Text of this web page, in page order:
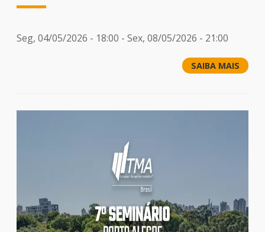
Seg, 04/05/2026 - 18:00 - Sex, 08/05/2026 - 21:00
SAIBA MAIS